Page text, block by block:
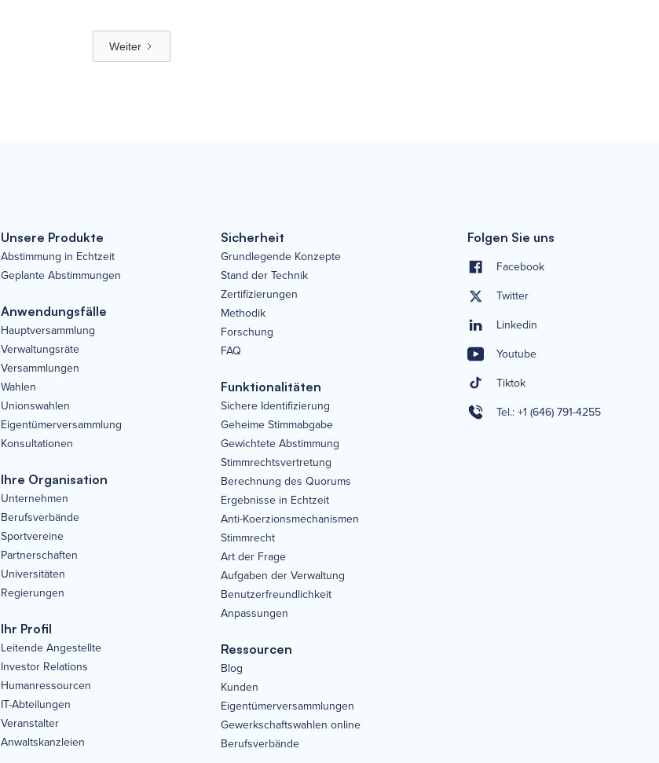
Weiter
Unsere Produkte
Abstimmung in Echtzeit
Geplante Abstimmungen
Anwendungsfälle
Hauptversammlung
Verwaltungsräte
Versammlungen
Wahlen
Unionswahlen
Eigentümerversammlung
Konsultationen
Ihre Organisation
Unternehmen
Berufsverbände
Sportvereine
Partnerschaften
Universitäten
Regierungen
Ihr Profil
Leitende Angestellte
Investor Relations
Humanressourcen
IT-Abteilungen
Veranstalter
Anwaltskanzleien
Sicherheit
Grundlegende Konzepte
Stand der Technik
Zertifizierungen
Methodik
Forschung
FAQ
Funktionalitäten
Sichere Identifizierung
Geheime Stimmabgabe
Gewichtete Abstimmung
Stimmrechtsvertretung
Berechnung des Quorums
Ergebnisse in Echtzeit
Anti-Koerzionsmechanismen
Stimmrecht
Art der Frage
Aufgaben der Verwaltung
Benutzerfreundlichkeit
Anpassungen
Ressourcen
Blog
Kunden
Eigentümerversammlungen
Gewerkschaftswahlen online
Berufsverbände
Folgen Sie uns
Facebook
Twitter
Linkedin
Youtube
Tiktok
Tel.: +1 (646) 791-4255